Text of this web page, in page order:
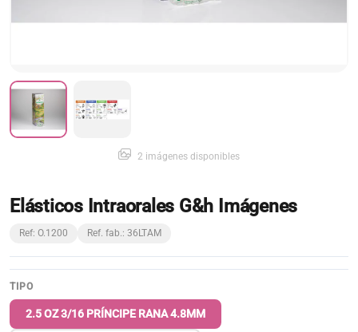
2 imágenes disponibles
Elásticos Intraorales G&h Imágenes
Ref: O.1200 Ref. fab.: 36LTAM
TIPO
2.5 OZ 3/16 PRÍNCIPE RANA 4.8MM